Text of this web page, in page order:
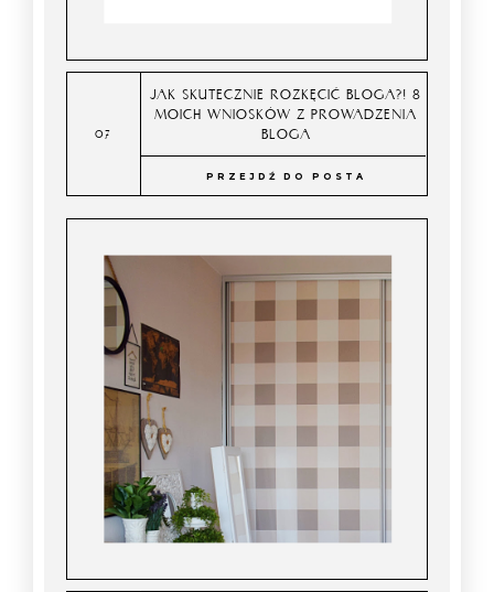
JAK SKUTECZNIE ROZKĘCIĆ BLOGA?! 8
MOICH WNIOSKÓW Z PROWADZENIA
BLOGA
PRZEJDŹ DO POSTA